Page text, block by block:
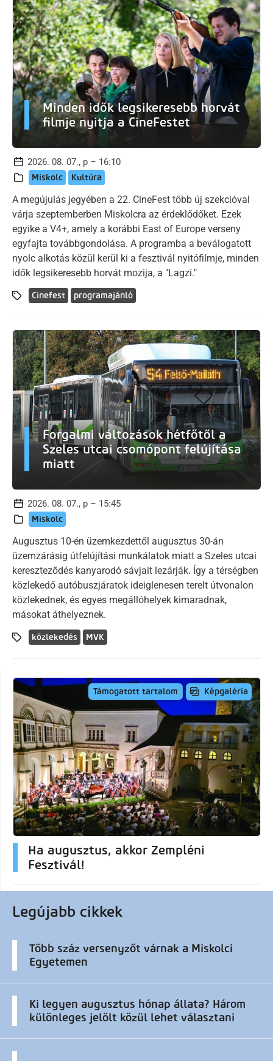
Minden idők legsikeresebb horvát
filmje nyitja a CineFestet
2026. 08. 07., p – 16:10
Miskolc Kultúra
A megújulás jegyében a 22. CineFest több új szekcióval
várja szeptemberben Miskolcra az érdeklődőket. Ezek
egyike a V4+, amely a korábbi East of Europe verseny
egyfajta továbbgondolása. A programba a beválogatott
nyolc alkotás közül kerül ki a fesztivál nyitófilmje, minden
idők legsikeresebb horvát mozija, a "Lagzi."
Cinefest programajánló
Forgalmi változások hétfőtől a
Szeles utcai csomópont felújítása
miatt
2026. 08. 07., p – 15:45
Miskolc
Augusztus 10-én üzemkezdettől augusztus 30-án
üzemzárásig útfelújítási munkálatok miatt a Szeles utcai
kereszteződés kanyarodó sávjait lezárják. Így a térségben
közlekedő autóbuszjáratok ideiglenesen terelt útvonalon
közlekednek, és egyes megállóhelyek kimaradnak,
másokat áthelyeznek.
közlekedés MVK
Támogatott tartalom Képgaléria
Ha augusztus, akkor Zempléni
Fesztivál!
Legújabb cikkek
Több száz versenyzőt várnak a Miskolci
Egyetemen
Ki legyen augusztus hónap állata? Három
különleges jelölt közül lehet választani